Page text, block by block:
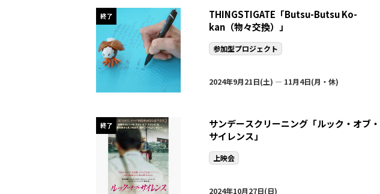
終了
THINGSTIGATE「Butsu-Butsu Ko-
kan（物々交換）」
参加型プロジェクト
2024年9月21日(土) — 11月4日(月・休)
終了
サンデースクリーニング「ルック・オブ・
サイレンス」
上映会
2024年10月27日(日)